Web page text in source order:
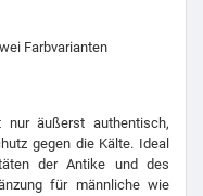
Farbvarianten
äußerst authentisch,
gegen die Kälte. Ideal
der Antike und des
für männliche wie